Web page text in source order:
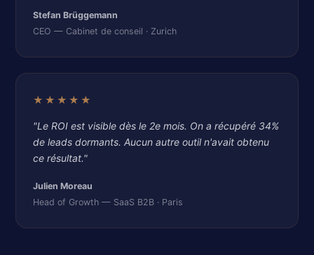
Stefan Brüggemann
CEO — Cabinet de conseil · Zurich
★★★★★
"Le ROI est visible dès le 2e mois. On a récupéré 34%
de leads dormants. Aucun autre outil n'avait obtenu
ce résultat."
Julien Moreau
Head of Growth — SaaS B2B · Paris